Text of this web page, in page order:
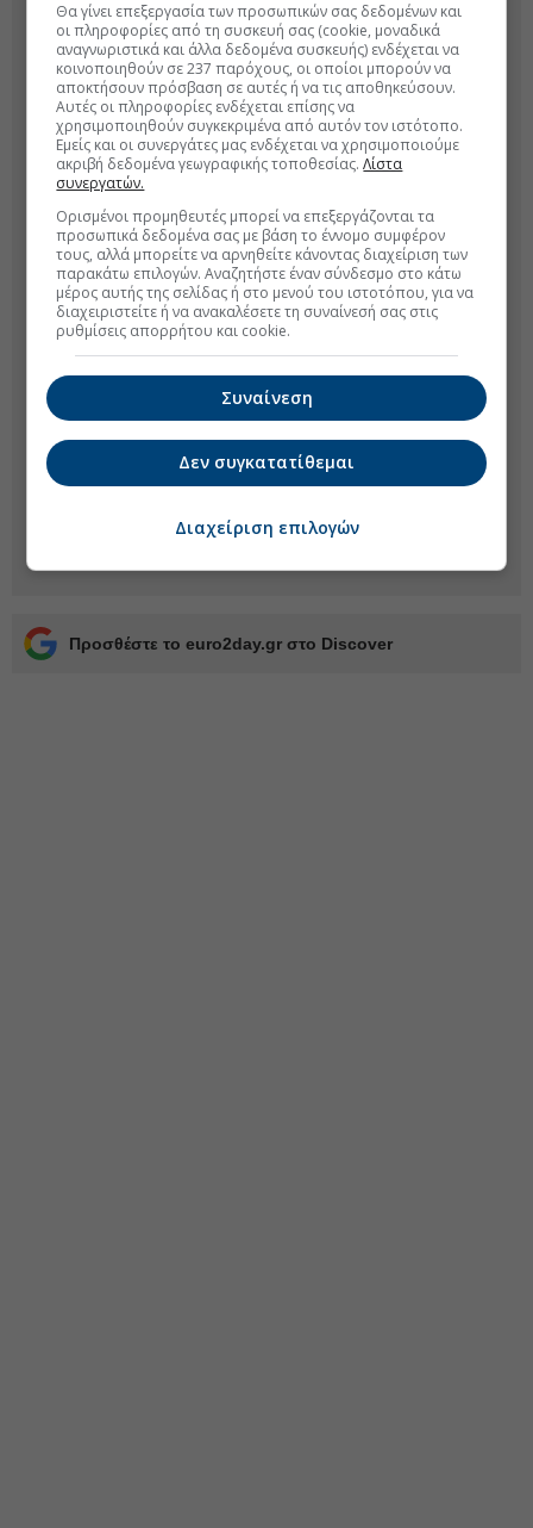
Προσθέστε το euro2day.gr στο Discover
Θα γίνει επεξεργασία των προσωπικών σας δεδομένων και
οι πληροφορίες από τη συσκευή σας (cookie, μοναδικά
αναγνωριστικά και άλλα δεδομένα συσκευής) ενδέχεται να
κοινοποιηθούν σε 237 παρόχους, οι οποίοι μπορούν να
αποκτήσουν πρόσβαση σε αυτές ή να τις αποθηκεύσουν.
Αυτές οι πληροφορίες ενδέχεται επίσης να
χρησιμοποιηθούν συγκεκριμένα από αυτόν τον ιστότοπο.
Εμείς και οι συνεργάτες μας ενδέχεται να χρησιμοποιούμε
ακριβή δεδομένα γεωγραφικής τοποθεσίας.Λίστα
συνεργατών.
Ορισμένοι προμηθευτές μπορεί να επεξεργάζονται τα
προσωπικά δεδομένα σας με βάση το έννομο συμφέρον
τους, αλλά μπορείτε να αρνηθείτε κάνοντας διαχείριση των
παρακάτω επιλογών. Αναζητήστε έναν σύνδεσμο στο κάτω
μέρος αυτής της σελίδας ή στο μενού του ιστοτόπου, για να
διαχειριστείτε ή να ανακαλέσετε τη συναίνεσή σας στις
ρυθμίσεις απορρήτου και cookie.
Συναίνεση
Δεν συγκατατίθεμαι
Διαχείριση επιλογών